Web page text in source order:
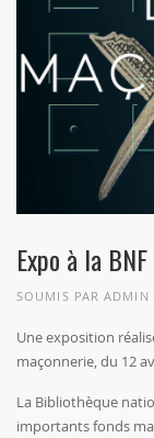
Expo à la
SOUMIS PARADMIN
Une exposition
maçonnerie, du 12
La Bibliothèque
importants fonds